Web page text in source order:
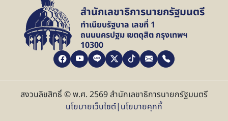
สำนักเลขาธิการนายกรัฐมนตรี
ทำเนียบรัฐบาล เลขที่ 1
ถนนนครปฐม เขตดุสิต กรุงเทพฯ
10300
สงวนลิขสิทธิ์ © พ.ศ. 2569 สำนักเลขาธิการนายกรัฐมนตรี
นโยบายเว็บไซต์| นโยบายคุกกี้